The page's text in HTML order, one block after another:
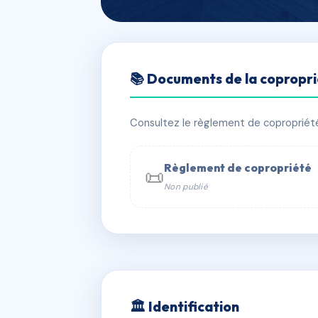
LA CROIX
📍 9 pl croix blanche 63430 PONT
📞 Contacter Syndic Digital
📚 Documents de la
Consultez le règlement de
📜Règlement de copropriété
Non publié
🏛 Identification